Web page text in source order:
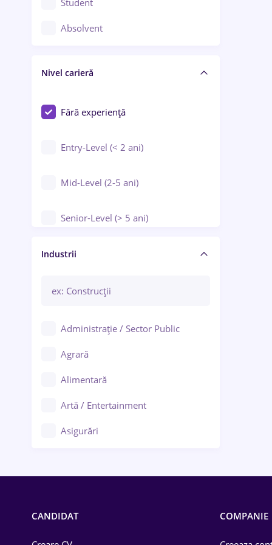
Controlul calității
Educație / Training / Arte
Student
Absolvent
Nivel carieră
Fără experiență
Entry-Level (< 2 ani)
Mid-Level (2-5 ani)
Senior-Level (> 5 ani)
Manager / Executiv
Industrii
Administrație / Sector Public
Agrară
Alimentară
Artă / Entertainment
Asigurări
CANDIDAT COMPANIE